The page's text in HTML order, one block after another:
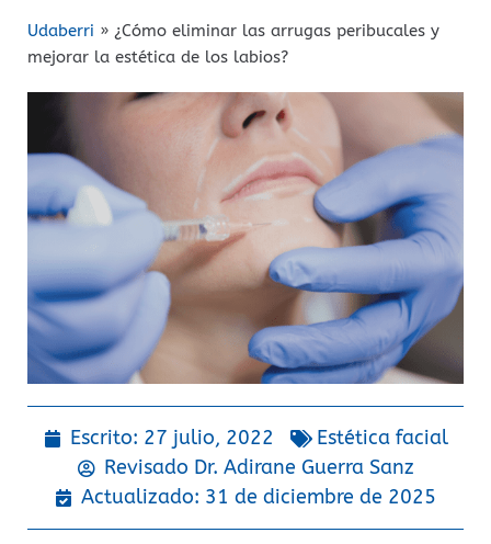
Udaberri » ¿Cómo eliminar las arrugas peribucales y
mejorar la estética de los labios?
Escrito: 27 julio, 2022
Estética facial
Revisado Dr. Adirane Guerra Sanz
Actualizado: 31 de diciembre de 2025